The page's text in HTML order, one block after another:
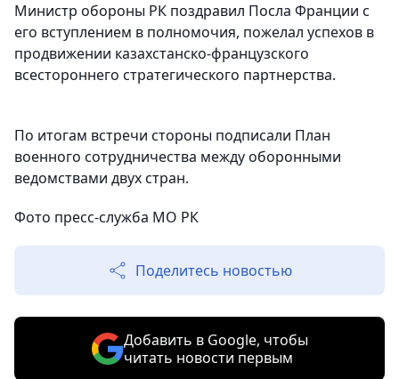
Министр обороны РК поздравил Посла Франции с
его вступлением в полномочия, пожелал успехов в
продвижении казахстанско-французского
всестороннего стратегического партнерства.
По итогам встречи стороны подписали План
военного сотрудничества между оборонными
ведомствами двух стран.
Фото пресс-служба МО РК
Поделитесь новостью
Добавить в Google, чтобы
читать новости первым